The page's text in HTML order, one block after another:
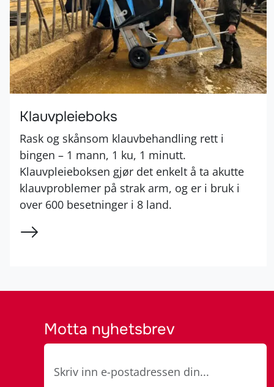
Klauvpleieboks
Rask og skånsom klauvbehandling rett i
bingen – 1 mann, 1 ku, 1 minutt.
Klauvpleieboksen gjør det enkelt å ta akutte
klauvproblemer på strak arm, og er i bruk i
over 600 besetninger i 8 land.
Motta nyhetsbrev